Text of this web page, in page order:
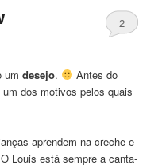
2
umdesejo.
Antes do
dos motivos pelos quais
aprendem na creche e
Louis está sempre a canta-